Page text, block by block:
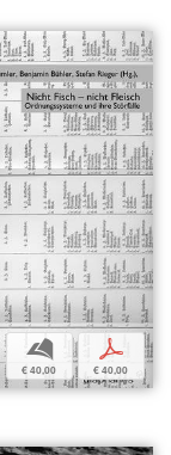
b
€ 40,00
p
€ 40,00